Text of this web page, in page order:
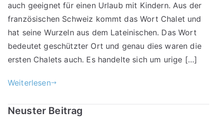
auch geeignet für einen Urlaub mit Kindern. Aus der
französischen Schweiz kommt das Wort Chalet und
hat seine Wurzeln aus dem Lateinischen. Das Wort
bedeutet geschützter Ort und genau dies waren die
ersten Chalets auch. Es handelte sich um urige […]
Weiterlesen
Neuster Beitrag